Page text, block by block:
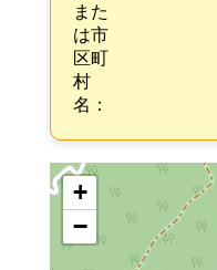
また
は市
区町
村
名：
+
−